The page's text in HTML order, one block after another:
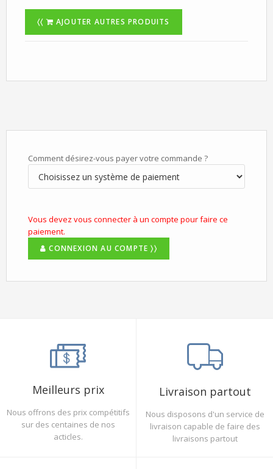
〈〈 AJOUTER AUTRES PRODUITS
Comment désirez-vous payer votre commande ?
Vous devez vous connecter à un compte pour faire ce
paiement.
CONNEXION AU COMPTE 〉〉
Meilleurs prix
Nous offrons des prix compétitifs
sur des centaines de nos
acticles.
Livraison partout
Nous disposons d'un service de
livraison capable de faire des
livraisons partout